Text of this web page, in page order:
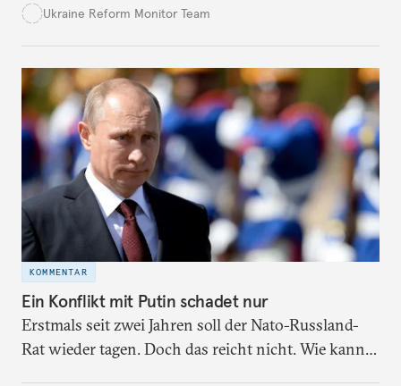
das prägende Element der ukrainischen Politik vor
Ukraine Reform Monitor Team
KOMMENTAR
Ein Konflikt mit Putin schadet nur
Erstmals seit zwei Jahren soll der Nato-Russland-
Rat wieder tagen. Doch das reicht nicht. Wie kann